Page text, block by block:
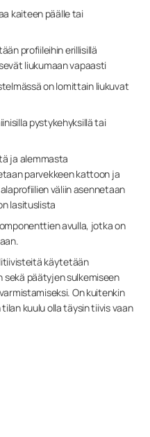
kaiteen päälle tai
profiileihin erillisillä
liukumaan vapaasti
on lomittain liukuvat
pystykehyksillä tai
ja alemmasta
parvekkeen kattoon ja
väliin asennetaan
lasituslista
avulla, jotka on
käytetään
sekä päätyjen sulkemiseen
On kuitenkin
kuulu olla täysin tiivis vaan